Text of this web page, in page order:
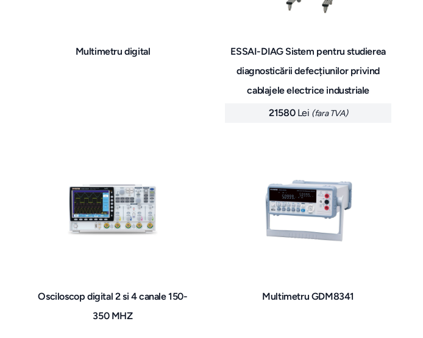
Multimetru digital
ESSAI-DIAG Sistem pentru studierea
diagnosticării defecțiunilor privind
cablajele electrice industriale
21580 Lei (fara TVA)
Osciloscop digital 2 si 4 canale 150-
350 MHZ
Multimetru GDM8341